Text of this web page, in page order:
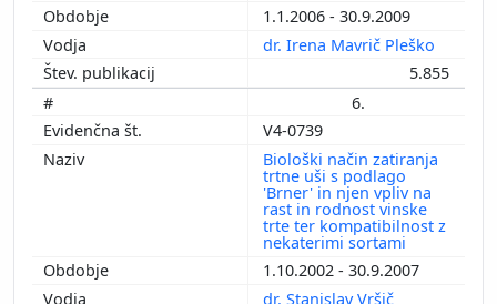
1.1.2006 - 30.9.2009
dr. Irena Mavrič Pleško
5.855
6.
V4-0739
Biološki način zatiranja
trtne uši s podlago
'Brner' in njen vpliv na
rast in rodnost vinske
trte ter kompatibilnost z
nekaterimi sortami
1.10.2002 - 30.9.2007
dr. Stanislav Vršič